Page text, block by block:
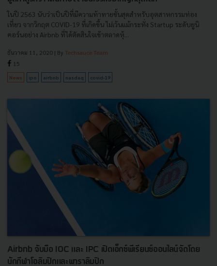
ในปี 2563 นับว่าเป็นปีที่มีความท้าทายขั้นสุดสำหรับอุตสาหกรรมท่อง
เที่ยว จากวิกฤต COVID-19 ที่เกิดขึ้น ไม่เว้นแม้กระทั่ง Startup ระดับยูนิ
คอร์นอย่าง Airbnb ที่ได้ตัดสินใจเข้าตลาดหุ้...
ธันวาคม 11, 2020 | By Techsauce Team
15
News ipo airbnb nasdaq covid-19
Airbnb จับมือ IOC และ IPC เปิดเอ็กซ์พีเรียนซ์ออนไลน์จัดโดย
นักกีฬาโอลิมปิกและพาราลิมปิก